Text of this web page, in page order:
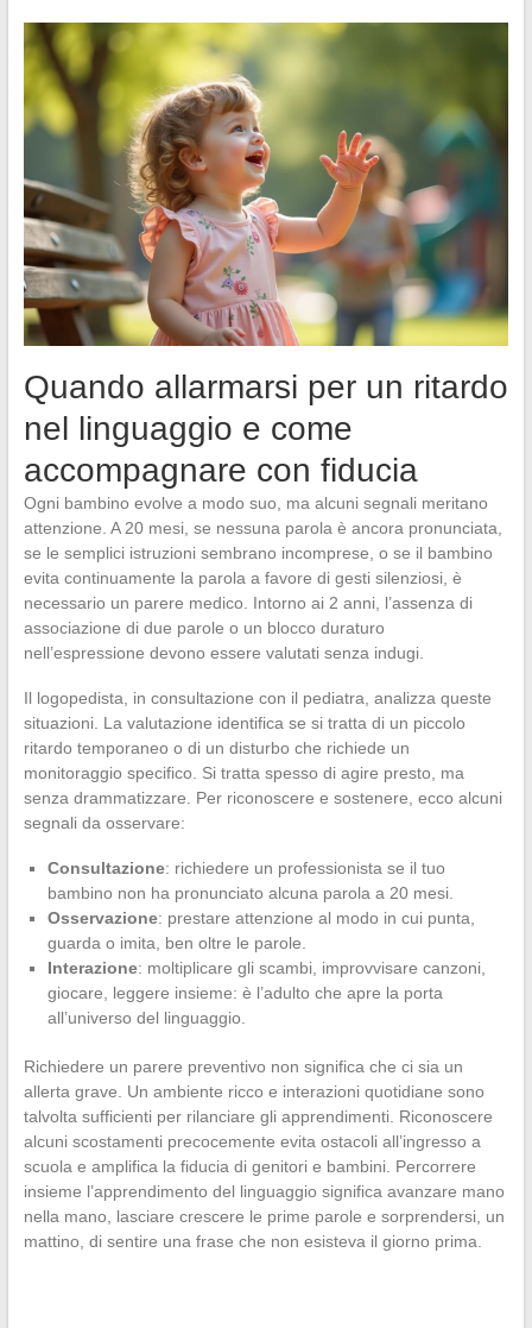
Quando allarmarsi per un ritardo
nel linguaggio e come
accompagnare con fiducia
Ogni bambino evolve a modo suo, ma alcuni segnali meritano
attenzione. A 20 mesi, se nessuna parola è ancora pronunciata,
se le semplici istruzioni sembrano incomprese, o se il bambino
evita continuamente la parola a favore di gesti silenziosi, è
necessario un parere medico. Intorno ai 2 anni, l’assenza di
associazione di due parole o un blocco duraturo
nell’espressione devono essere valutati senza indugi.
Il logopedista, in consultazione con il pediatra, analizza queste
situazioni. La valutazione identifica se si tratta di un piccolo
ritardo temporaneo o di un disturbo che richiede un
monitoraggio specifico. Si tratta spesso di agire presto, ma
senza drammatizzare. Per riconoscere e sostenere, ecco alcuni
segnali da osservare:
Consultazione: richiedere un professionista se il tuo
bambino non ha pronunciato alcuna parola a 20 mesi.
Osservazione: prestare attenzione al modo in cui punta,
guarda o imita, ben oltre le parole.
Interazione: moltiplicare gli scambi, improvvisare canzoni,
giocare, leggere insieme: è l’adulto che apre la porta
all’universo del linguaggio.
Richiedere un parere preventivo non significa che ci sia un
allerta grave. Un ambiente ricco e interazioni quotidiane sono
talvolta sufficienti per rilanciare gli apprendimenti. Riconoscere
alcuni scostamenti precocemente evita ostacoli all’ingresso a
scuola e amplifica la fiducia di genitori e bambini. Percorrere
insieme l’apprendimento del linguaggio significa avanzare mano
nella mano, lasciare crescere le prime parole e sorprendersi, un
mattino, di sentire una frase che non esisteva il giorno prima.